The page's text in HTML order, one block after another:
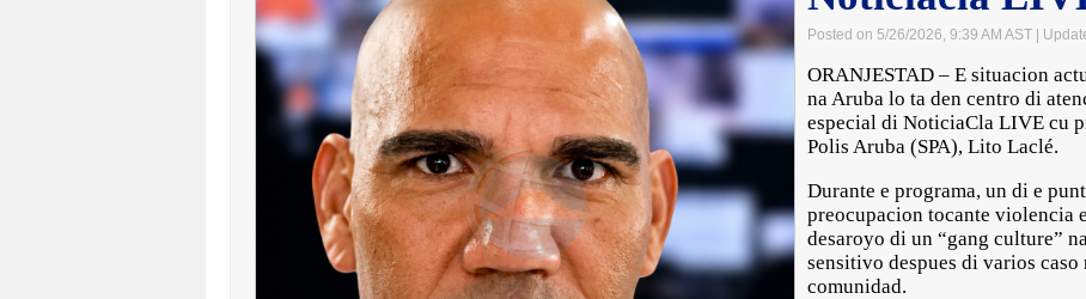
Posted on 5/26/2026, 9:39 AM AST |
ORANJESTAD – E situacion
na Aruba lo ta den centro di
especial di NoticiaCla LIVE cu
Polis Aruba (SPA), Lito Laclé.
Durante e programa, un di e
preocupacion tocante violencia
desaroyo di un “gang culture”
sensitivo despues di varios
comunidad.